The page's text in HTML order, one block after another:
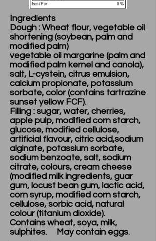
Ingredients
Dough : Wheat flour, vegetable oil
shortening (soybean, palm and
modified palm)
vegetable oil margarine (palm and
modified palm kernel and canola),
salt, L-cystein, citrus emulsion,
calcium propionate, potassium
sorbate, color (contains tartrazine
sunset yellow FCF).
Filling : sugar, water, cherries,
apple pulp, modified corn starch,
glucose, modified cellulose,
artificial flavour, citric acid,sodium
alginate, potassium sorbate,
sodium benzoate, salt, sodium
citrate, colours, cream cheese
(modified milk ingredients, guar
gum, locust bean gum, lactic acid,
corn syrup, modified corn starch,
cellulose, sorbic acid, natural
colour (titanium dioxide).
Contains wheat, soya, milk,
sulphites. May contain eggs.